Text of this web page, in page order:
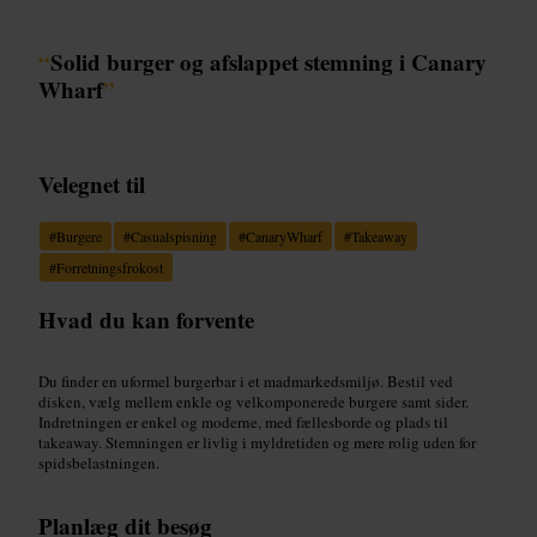
“Solid burger og afslappet stemning i Canary
Wharf”
Velegnet til
#Burgere #Casualspisning #CanaryWharf #Takeaway
#Forretningsfrokost
Hvad du kan forvente
Du finder en uformel burgerbar i et madmarkedsmiljø. Bestil ved
disken, vælg mellem enkle og velkomponerede burgere samt sider.
Indretningen er enkel og moderne, med fællesborde og plads til
takeaway. Stemningen er livlig i myldretiden og mere rolig uden for
spidsbelastningen.
Planlæg dit besøg